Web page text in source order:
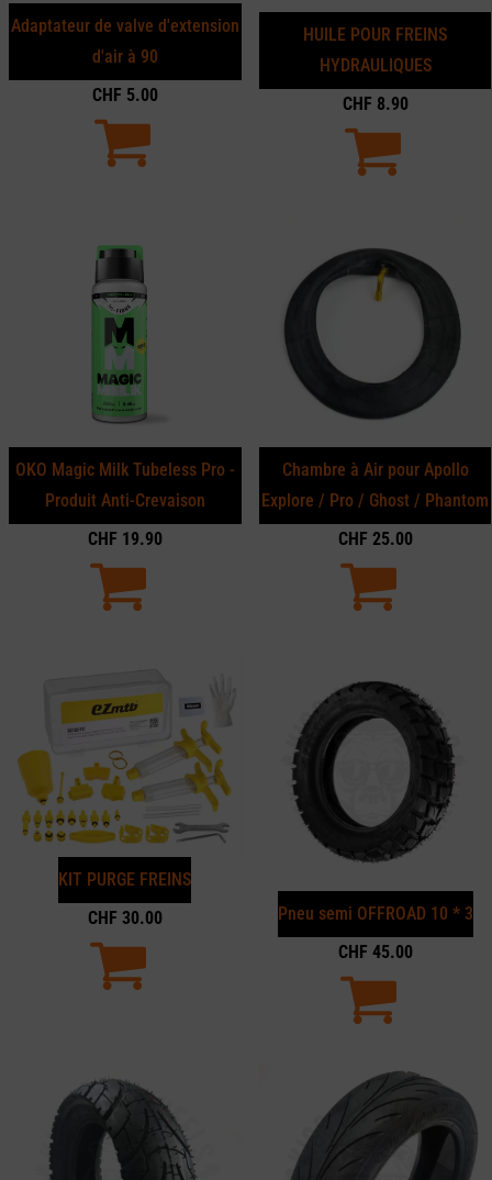
Adaptateur de valve d'extension
d'air à 90
CHF 5.00
HUILE POUR FREINS
HYDRAULIQUES
CHF 8.90
OKO Magic Milk Tubeless Pro -
Produit Anti-Crevaison
CHF 19.90
Chambre à Air pour Apollo
Explore / Pro / Ghost / Phantom
CHF 25.00
KIT PURGE FREINS
CHF 30.00
Pneu semi OFFROAD 10 * 3
CHF 45.00